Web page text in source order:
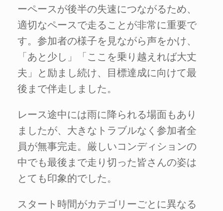
ーペースが後半の失速につながるため、
適切なペースで走ることが非常に重要で
す。参加者の様子を見ながら声をかけ、
「あと少し」「ここを乗り越えれば大丈
夫」と励まし続け、目標達成に向けて最
後まで伴走しました。
レース途中には雨に降られる場面もあり
ましたが、大きなトラブルなく参加者全
員が無事完走。厳しいコンディションの
中でも最後まで走り切った皆さんの姿は
とても印象的でした。
スタート時間がカテゴリーごとに異なる